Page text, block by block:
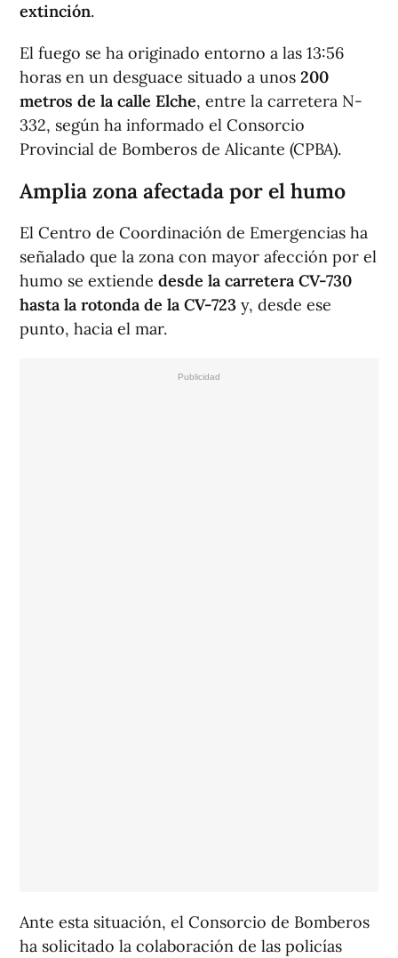
extinción.
El fuego se ha originado entorno a las 13:56
horas en un desguace situado a unos 200
metros de la calle Elche, entre la carretera N-
332, según ha informado el Consorcio
Provincial de Bomberos de Alicante (CPBA).
Amplia zona afectada por el humo
El Centro de Coordinación de Emergencias ha
señalado que la zona con mayor afección por el
humo se extiende desde la carretera CV-730
hasta la rotonda de la CV-723 y, desde ese
punto, hacia el mar.
Ante esta situación, el Consorcio de Bomberos
ha solicitado la colaboración de las policías